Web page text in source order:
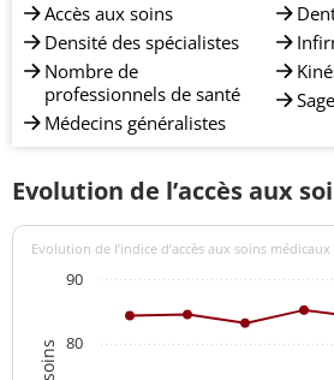
Accès aux soins
Densité des spécialistes
Nombre de
professionnels de santé
Médecins généralistes
Evolution de l’accès aux
Evolution de l’indice d’accès aux soins
80
90